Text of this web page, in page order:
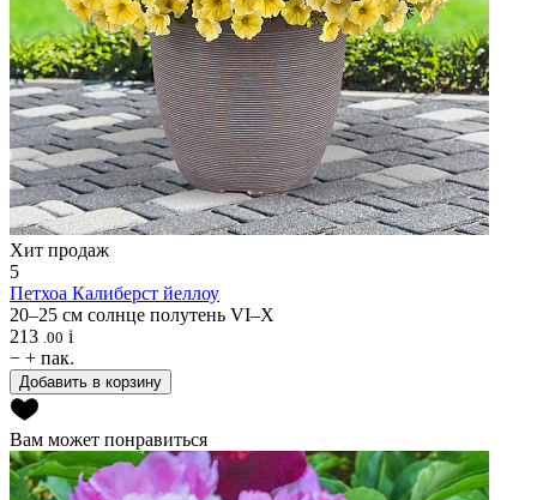
Хит продаж
5
Петхоа Калиберст йеллоу
20–25 см солнце полутень VI–X
213 .00 i
− + пак.
Добавить в корзину
Вам может понравиться